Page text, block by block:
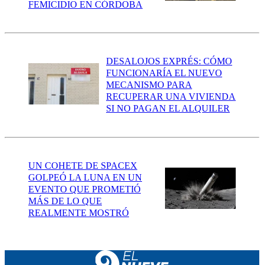
FEMICIDIO EN CÓRDOBA
DESALOJOS EXPRÉS: CÓMO
FUNCIONARÍA EL NUEVO
MECANISMO PARA
RECUPERAR UNA VIVIENDA
SI NO PAGAN EL ALQUILER
UN COHETE DE SPACEX
GOLPEÓ LA LUNA EN UN
EVENTO QUE PROMETIÓ
MÁS DE LO QUE
REALMENTE MOSTRÓ